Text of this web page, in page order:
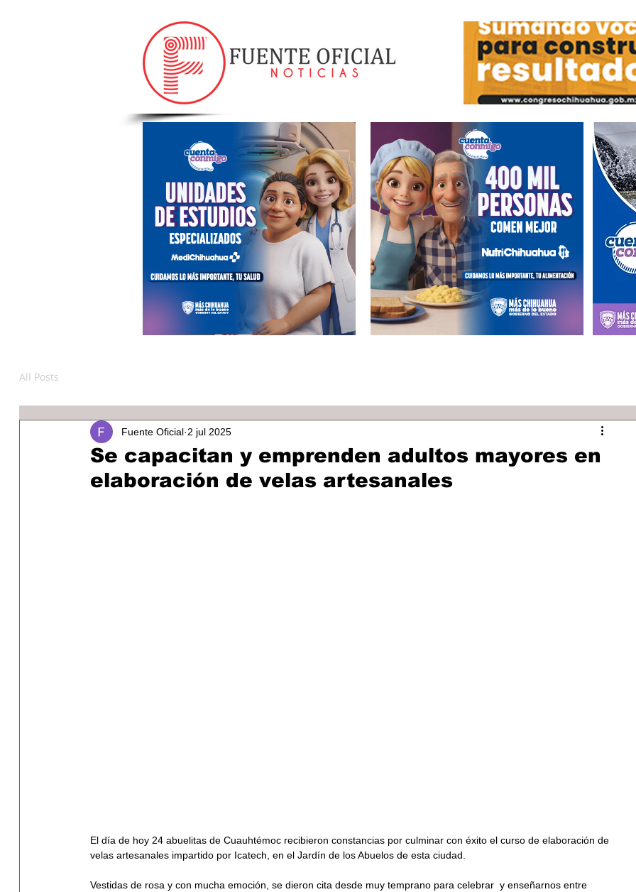
All Posts
Se capacitan y emprenden adultos mayores en
elaboración de velas artesanales
Fuente Oficial 2 jul 2025
El día de hoy 24 abuelitas de Cuauhtémoc recibieron constancias por culminar con éxito el curso de elaboración de
velas artesanales impartido por Icatech, en el Jardín de los Abuelos de esta ciudad.
Vestidas de rosa y con mucha emoción, se dieron cita desde muy temprano para celebrar  y enseñarnos entre